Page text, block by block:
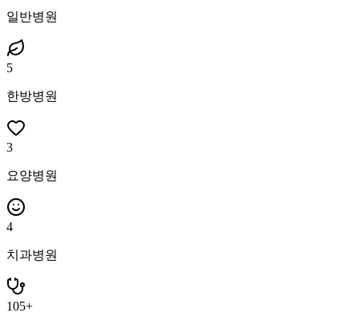
일반병원
5
한방병원
3
요양병원
4
치과병원
105+